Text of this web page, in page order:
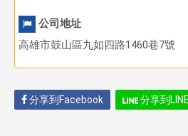
公司地址
高雄市鼓山區九如四路1460巷7號
分享到Facebook 分享到LINE